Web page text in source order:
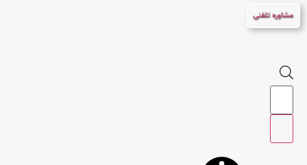
پرش
به
مشاوره تلفنی
Products